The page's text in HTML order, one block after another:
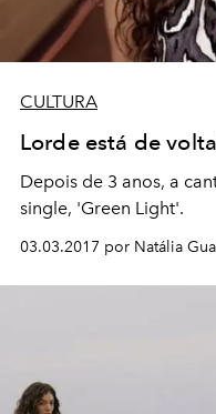
CULTURA
Lorde está de
Depois de 3 anos, a
single, 'Green Light'.
03.03.2017 por Natália